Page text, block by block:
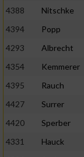
4388 Nitschke
4394
Popp
4293
Albrecht
4354
Kemmerer
4395
Rauch
4427
Surrer
4420
Sperber
4331
Hauck